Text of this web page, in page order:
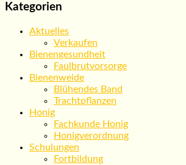
Kategorien
Aktuelles
Verkaufen
Bienengesundheit
Faulbrutvorsorge
Bienenweide
Blühendes Band
Trachtpflanzen
Honig
Fachkunde Honig
Honigverordnung
Schulungen
Fortbildung